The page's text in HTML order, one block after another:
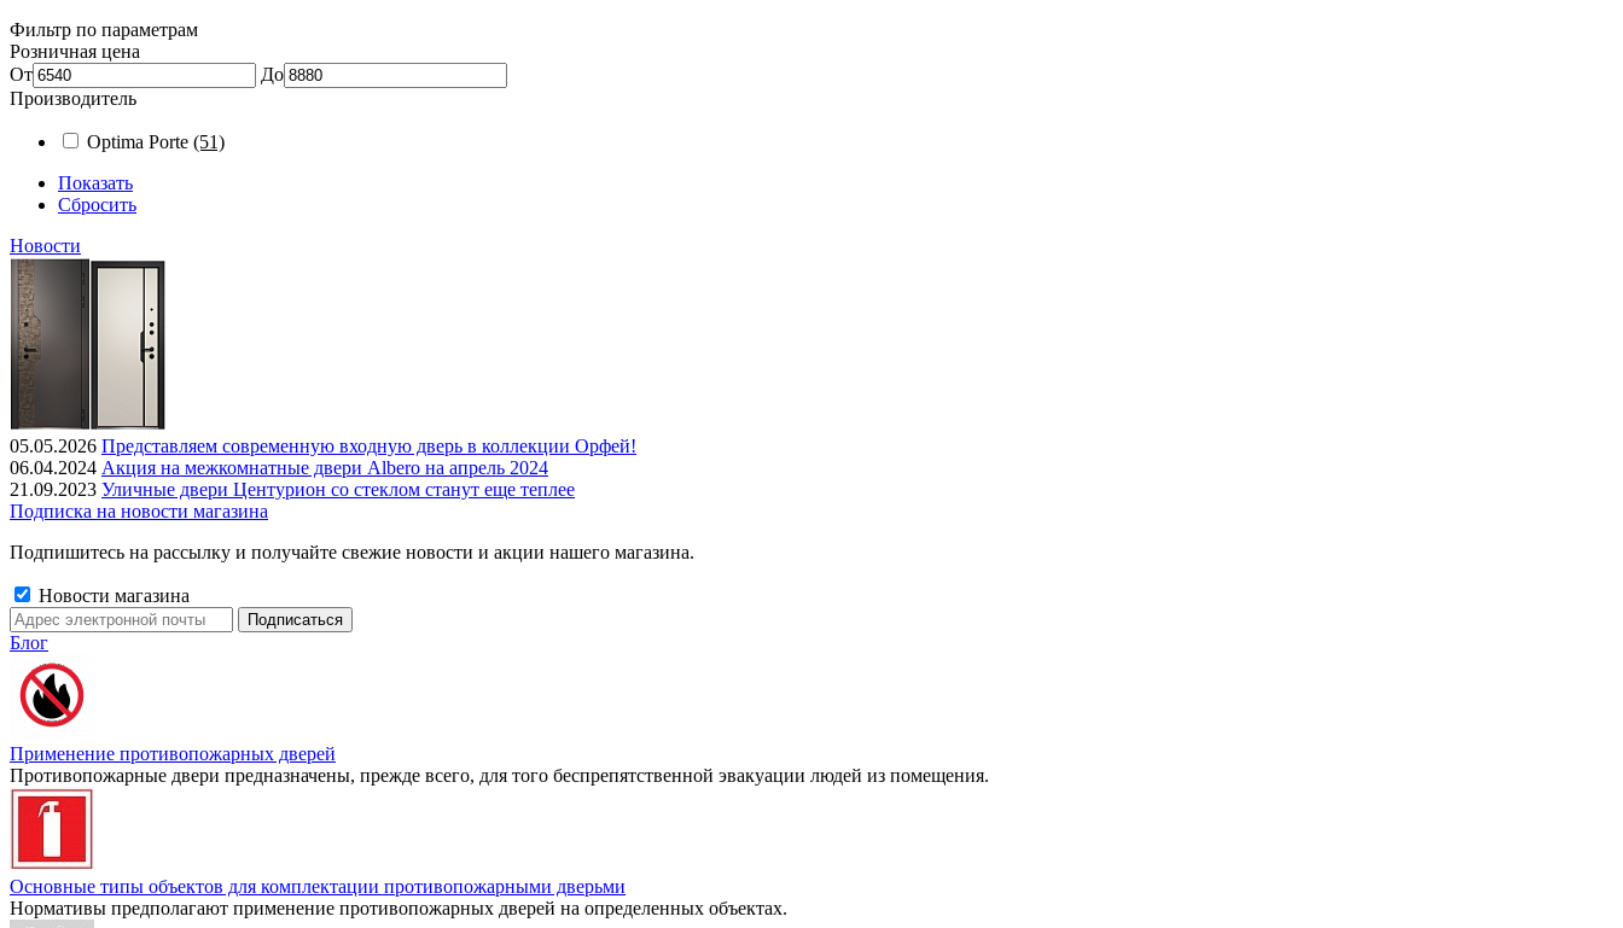
Фильтр по параметрам
Розничная цена
От
До
Производитель
Optima Porte (51)
Показать
Сбросить
Новости
05.05.2026 Представляем современную входную дверь в коллекции Орфей!
06.04.2024 Акция на межкомнатные двери Albero на апрель 2024
21.09.2023 Уличные двери Центурион со стеклом станут еще теплее
Подписка на новости магазина
Подпишитесь на рассылку и получайте свежие новости и акции нашего магазина.
Новости магазина
Блог
Применение противопожарных дверей
Противопожарные двери предназначены, прежде всего, для того беспрепятственной эвакуации людей из помещения.
Основные типы объектов для комплектации противопожарными дверьми
Нормативы предполагают применение противопожарных дверей на определенных объектах.